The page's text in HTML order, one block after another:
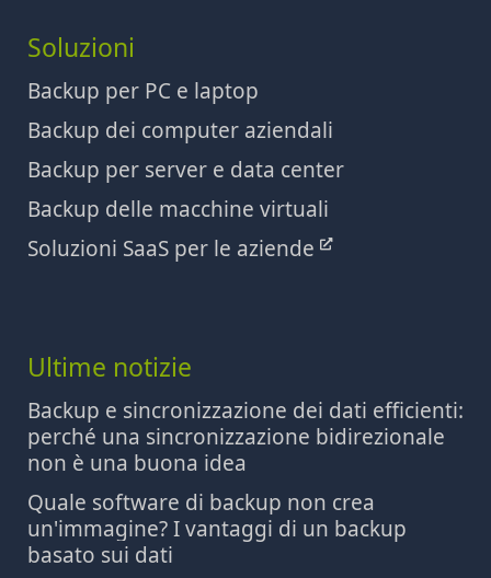
Soluzioni
Backup per PC e laptop
Backup dei computer aziendali
Backup per server e data center
Backup delle macchine virtuali
Soluzioni SaaS per le aziende
Ultime notizie
Backup e sincronizzazione dei dati efficienti:
perché una sincronizzazione bidirezionale
non è una buona idea
Quale software di backup non crea
un'immagine? I vantaggi di un backup
basato sui dati